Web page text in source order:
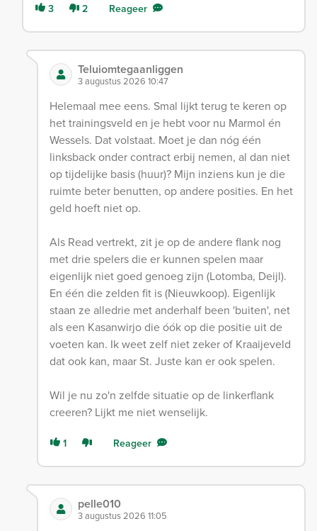
3 2 Reageer
Teluiomtegaanliggen
3 augustus 2026 10:47
Helemaal mee eens. Smal lijkt terug te keren op
het trainingsveld en je hebt voor nu Marmol én
Wessels. Dat volstaat. Moet je dan nóg één
linksback onder contract erbij nemen, al dan niet
op tijdelijke basis (huur)? Mijn inziens kun je die
ruimte beter benutten, op andere posities. En het
geld hoeft niet op.
Als Read vertrekt, zit je op de andere flank nog
met drie spelers die er kunnen spelen maar
eigenlijk niet goed genoeg zijn (Lotomba, Deijl).
En één die zelden fit is (Nieuwkoop). Eigenlijk
staan ze alledrie met anderhalf been 'buiten', net
als een Kasanwirjo die óók op die positie uit de
voeten kan. Ik weet zelf niet zeker of Kraaijeveld
dat ook kan, maar St. Juste kan er ook spelen.
Wil je nu zo'n zelfde situatie op de linkerflank
creeren? Lijkt me niet wenselijk.
1 Reageer
pelle010
3 augustus 2026 11:05